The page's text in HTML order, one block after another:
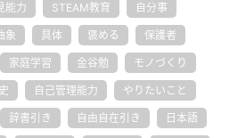
能力 STEAM教育 自分事
象 具体 褒める 保護者
家庭学習 金谷勉 モノづくり
自己管理能力 やりたいこと
辞書引き 自由自在引き 日本語